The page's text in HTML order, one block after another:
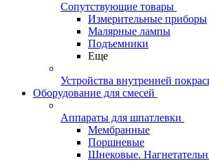
Сопутствующие товары
Измерительные приборы
Малярные лампы
Подъемники
Еще
Устройства внутренней
Оборудование для смесей
Аппараты для шпатлевки
Мембранные
Поршневые
Шнековые.